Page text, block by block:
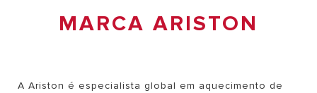
MARCA ARISTON
A Ariston é especialista global em aquecimento de